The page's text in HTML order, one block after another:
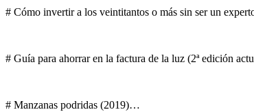
# Cómo invertir a los veintitantos o más sin ser un
# Guía para ahorrar en la factura de la luz (2ª edición
# Manzanas podridas (2019)…